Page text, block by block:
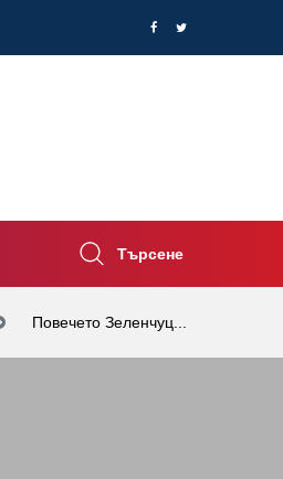
Търсене
Повечето Зеленчуц...